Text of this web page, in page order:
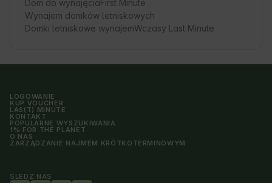
Dom do wynajęciaFirst Minute
Wynajem domków letniskowych
Domki letniskowe wynajemWczasy Last Minute
LOGOWANIE
KUP VOUCHER
LAS(T) MINUTE
KONTAKT
POPULARNE WYSZUKIWANIA
1% FOR THE PLANET
O NAS
ZARZĄDZANIE NAJMEM KRÓTKOTERMINOWYM
ŚLEDŹ NAS